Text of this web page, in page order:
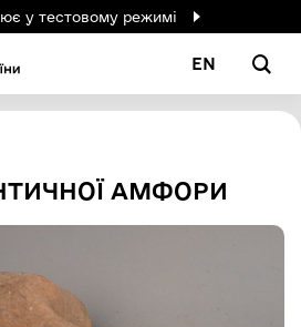
у тестовому режимі
EN
АМФОРИ